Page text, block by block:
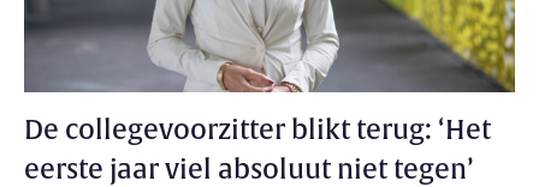
De collegevoorzitter blikt terug: ‘Het
eerste jaar viel absoluut niet tegen’